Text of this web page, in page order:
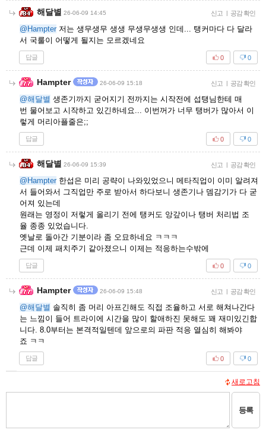
해달별 26-06-09 14:45 신고 | 공감 확인
@Hampter저는 생무생무 생생 무생무생생 인데... 탱커마다 다 달라
서 국룰이 어떻게 될지는 모르겠네요
답글 0
0
Hampter 26-06-09 15:18 신고 | 공감 확인
@해달별 생존기까지 굳어지기 전까지는 시작전에 섭탱님한테 매
번 물어보고 시작하고 있긴하네요... 이번꺼가 너무 탱버가 많아서 이
렇게 머리아플줄은;;
답글 0
0
해달별 26-06-09 15:39 신고 | 공감 확인
@Hampter한섭은 미리 공략이 나와있었으니 메타직업이 이미 알려져
서 들어와서 그직업만 주로 받아서 하다보니 생존기나 뎀감기가 다 굳
어져 있는데
원래는 영정이 저렇게 올리기 전에 탱커도 앙갚이나 탱버 처리법 조
율 종종 있었습니다.
옛날로 돌아간 기분이라 좀 오묘하네요 ㅋㅋㅋ
근데 이제 패치주기 같아졌으니 이제는 적응하는수밖에
답글 0
0
Hampter 26-06-09 15:48 신고 | 공감 확인
@해달별 솔직히 좀 머리 아프긴해도 직접 조율하고 서로 해쳐나간다
는 느낌이 들어 트라이에 시간을 많이 할애하진 못해도 꽤 재미있긴합
니다. 8.0부터는 본격적일텐데 앞으로의 파판 적응 열심히 해봐야
죠 ㅋㅋ
답글 0
0
새로고침
등록